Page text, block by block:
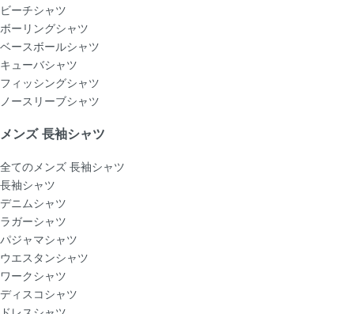
ビーチシャツ
ボーリングシャツ
ベースボールシャツ
キューバシャツ
フィッシングシャツ
ノースリーブシャツ
メンズ 長袖シャツ
全てのメンズ 長袖シャツ
長袖シャツ
デニムシャツ
ラガーシャツ
パジャマシャツ
ウエスタンシャツ
ワークシャツ
ディスコシャツ